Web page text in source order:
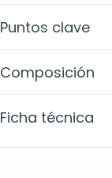
Puntos clave
Composición
Ficha técnica